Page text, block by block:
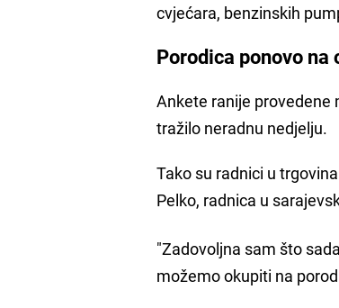
cvjećara, benzinskih
Porodica ponovo na
Ankete ranije provedene
tražilo neradnu nedjelju.
Tako su radnici u
Pelko, radnica u
"Zadovoljna sam što
možemo okupiti na